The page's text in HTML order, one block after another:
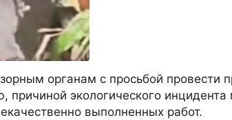
органам с просьбой провести
экологического инцидента
выполненных работ.